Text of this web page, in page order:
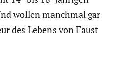
wollen manchmal gar
des Lebens von Faust